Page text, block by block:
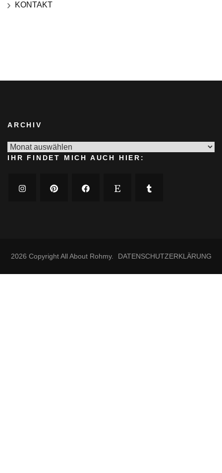
KONTAKT
ARCHIV
Archiv
IHR FINDET MICH AUCH HIER:
2026 CopyrightAll About Rohmy. DATENSCHUTZERKLÄRUNG